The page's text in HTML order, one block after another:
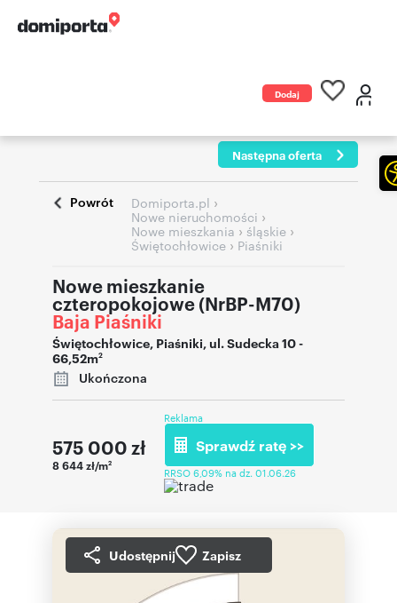
Dodaj
Następna oferta
Powrót Domiporta.pl ›
Nowe nieruchomości ›
Nowe mieszkania › śląskie ›
Świętochłowice › Piaśniki
Nowe mieszkanie
czteropokojowe (NrBP-M70)
Baja Piaśniki
Świętochłowice, Piaśniki, ul. Sudecka 10-
66,52m2
Ukończona
575 000 zł
8 644 zł/m2
Reklama
Sprawdź ratę >>
RRSO 6,09% na dz. 01.06.26
Udostępnij Zapisz